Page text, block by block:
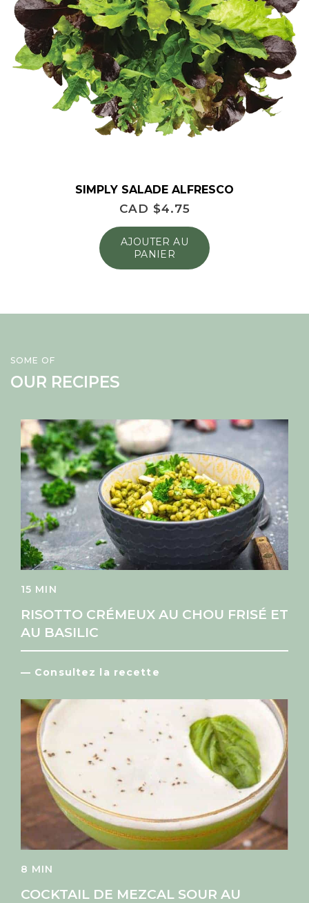
SIMPLY SALADE ALFRESCO
CAD $4.75
AJOUTER AU
PANIER
SOME OF
OUR RECIPES
15 MIN
RISOTTO CRÉMEUX AU CHOU FRISÉ ET
AU BASILIC
— Consultez la recette
8 MIN
COCKTAIL DE MEZCAL SOUR AU